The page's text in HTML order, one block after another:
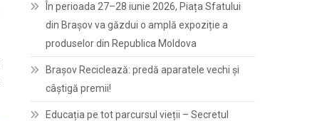
În perioada 27–28 iunie 2026, Piața Sfatului
din Brașov va găzdui o amplă expoziție a
produselor din Republica Moldova
Brașov Reciclează: predă aparatele vechi și
câștigă premii!
Educația pe tot parcursul vieții – Secretul